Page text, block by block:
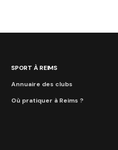
SPORT À REIMS
Annuaire des clubs
Où pratiquer à Reims ?